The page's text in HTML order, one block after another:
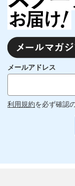
メールアドレス
利用規約を必ず確認